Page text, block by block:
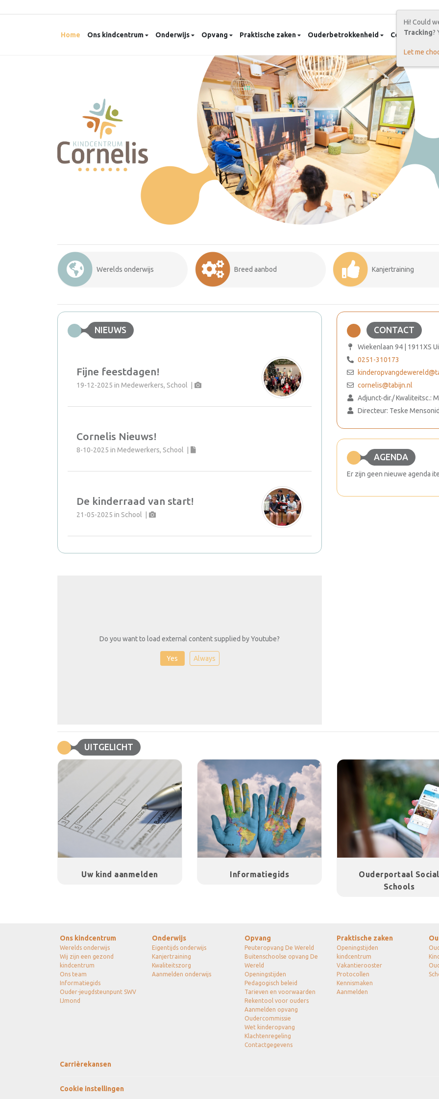
Home Ons kindcentrum Onderwijs Opvang Praktische zaken Ouderbetrokkenheid Contact
Werelds onderwijs Breed aanbod Kanjertraining
NIEUWS
Fijne feestdagen!
19-12-2025 in Medewerkers, School |
Cornelis Nieuws!
8-10-2025 in Medewerkers, School |
De kinderraad van start!
21-05-2025 in School |
Do you want to load external content supplied byYoutube?
Yes Always
CONTACT
Wiekenlaan 94 | 1911XS
0251-310173
cornelis@tabijn.nl
Adjunct-dir./ Kwaliteitsc.:
Directeur: Teske
AGENDA
Er zijn geen nieuwe agenda
UITGELICHT
Uw kind aanmelden Informatiegids
Ouderportaal Social
Schools
Ons kindcentrum
Werelds onderwijs
Wij zijn een gezond
kindcentrum
Ons team
Informatiegids
Ouder-jeugdsteunpunt SWV
IJmond
Onderwijs
Eigentijds onderwijs
Kanjertraining
Kwaliteitszorg
Aanmelden onderwijs
Opvang
Peuteropvang De Wereld
Buitenschoolse opvang De
Wereld
Openingstijden
Pedagogisch beleid
Tarieven en voorwaarden
Rekentool voor ouders
Aanmelden opvang
Oudercommissie
Wet kinderopvang
Klachtenregeling
Contactgegevens
Praktische zaken
Openingstijden
kindcentrum
Vakantierooster
Protocollen
Kennismaken
Aanmelden
Carrièrekansen
Cookie instellingen
Hi! Could
Tracking?
Let me